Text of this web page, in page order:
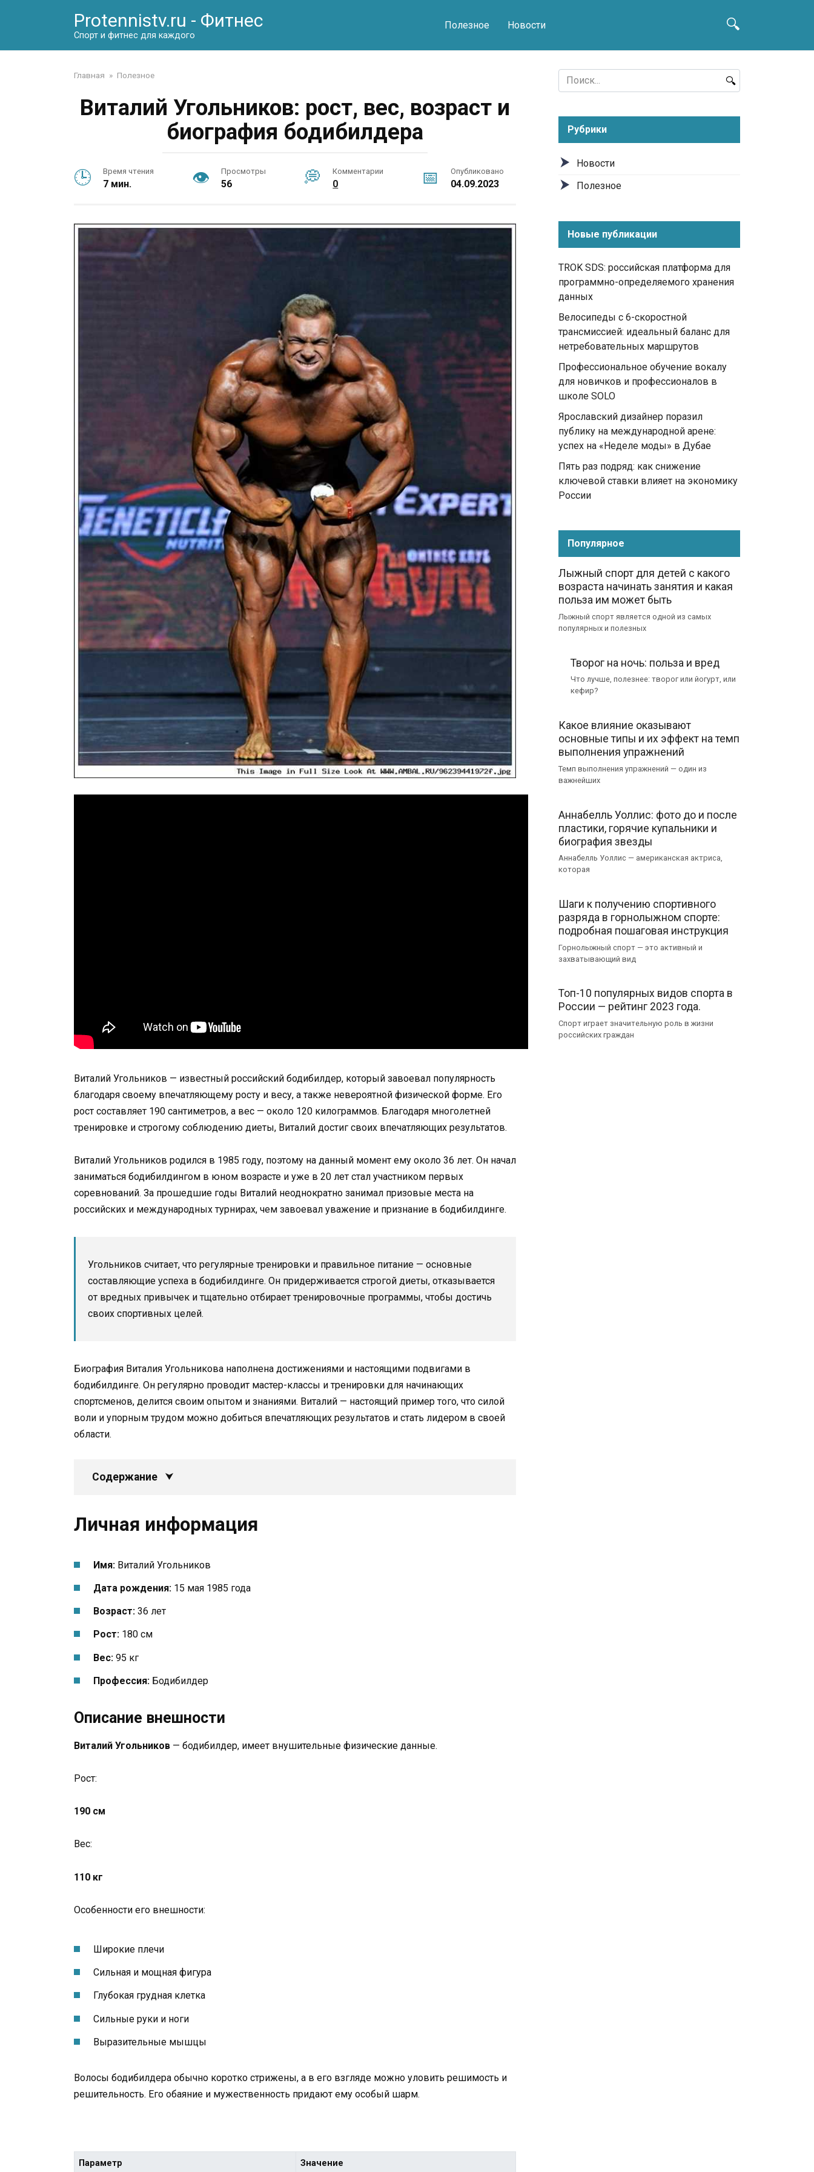
Protennistv.ru - Фитнес
Спорт и фитнес для каждого
Полезное Новости
Главная » Полезное
Виталий Угольников: рост, вес, возраст и
биография бодибилдера
Время чтения
7 мин.
Просмотры
56
Комментарии
0
Опубликовано
04.09.2023
Виталий Угольников — известный российский бодибилдер, который завоевал популярность
благодаря своему впечатляющему росту и весу, а также невероятной физической форме. Его
рост составляет 190 сантиметров, а вес — около 120 килограммов. Благодаря многолетней
тренировке и строгому соблюдению диеты, Виталий достиг своих впечатляющих результатов.
Виталий Угольников родился в 1985 году, поэтому на данный момент ему около 36 лет. Он начал
заниматься бодибилдингом в юном возрасте и уже в 20 лет стал участником первых
соревнований. За прошедшие годы Виталий неоднократно занимал призовые места на
российских и международных турнирах, чем завоевал уважение и признание в бодибилдинге.
Угольников считает, что регулярные тренировки и правильное питание — основные
составляющие успеха в бодибилдинге. Он придерживается строгой диеты, отказывается
от вредных привычек и тщательно отбирает тренировочные программы, чтобы достичь
своих спортивных целей.
Биография Виталия Угольникова наполнена достижениями и настоящими подвигами в
бодибилдинге. Он регулярно проводит мастер-классы и тренировки для начинающих
спортсменов, делится своим опытом и знаниями. Виталий — настоящий пример того, что силой
воли и упорным трудом можно добиться впечатляющих результатов и стать лидером в своей
области.
Содержание
Личная информация
Имя: Виталий Угольников
Дата рождения: 15 мая 1985 года
Возраст: 36 лет
Рост: 180 см
Вес: 95 кг
Профессия: Бодибилдер
Описание внешности
Виталий Угольников — бодибилдер, имеет внушительные физические данные.
Рост:
190 см
Вес:
110 кг
Особенности его внешности:
Широкие плечи
Сильная и мощная фигура
Глубокая грудная клетка
Сильные руки и ноги
Выразительные мышцы
Волосы бодибилдера обычно коротко стрижены, а в его взгляде можно уловить решимость и
решительность. Его обаяние и мужественность придают ему особый шарм.
Параметр Значение
Search
for:
Рубрики
Новости
Полезное
Новые публикации
TROK SDS: российская платформа для
программно-определяемого хранения
данных
Велосипеды с 6-скоростной
трансмиссией: идеальный баланс для
нетребовательных маршрутов
Профессиональное обучение вокалу
для новичков и профессионалов в
школе SOLO
Ярославский дизайнер поразил
публику на международной арене:
успех на «Неделе моды» в Дубае
Пять раз подряд: как снижение
ключевой ставки влияет на экономику
России
Популярное
Лыжный спорт для детей с какого
возраста начинать занятия и какая
польза им может быть
Лыжный спорт является одной из самых
популярных и полезных
Творог на ночь: польза и вред
Что лучше, полезнее: творог или йогурт, или
кефир?
Какое влияние оказывают
основные типы и их эффект на темп
выполнения упражнений
Темп выполнения упражнений — один из
важнейших
Аннабелль Уоллис: фото до и после
пластики, горячие купальники и
биография звезды
Аннабелль Уоллис — американская актриса,
которая
Шаги к получению спортивного
разряда в горнолыжном спорте:
подробная пошаговая инструкция
Горнолыжный спорт — это активный и
захватывающий вид
Топ-10 популярных видов спорта в
России — рейтинг 2023 года.
Спорт играет значительную роль в жизни
российских граждан